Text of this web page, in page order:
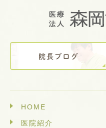
HOME
医院紹介